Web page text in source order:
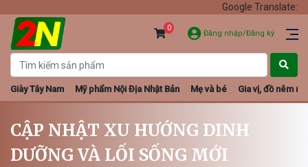
Google Translate:
0
Đăng nhập/Đăng ký
Giày Tây Nam Mỹ phẩm Nội Địa Nhật Bản Mẹ và bé Gia vị, đồ nêm
CẬP NHẬT XU HƯỚNG DINH
DƯỠNG VÀ LỐI SỐNG MỚI